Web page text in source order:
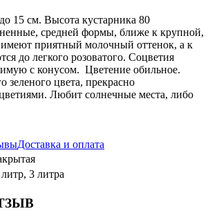
15 см. Высота кустарника 80
средней формы, ближе к крупной,
приятный молочный оттенок, а к
до легкого розоватого. Соцветия
с конусом. Цветение обильное.
зеленого цвета, прекрасно
Любит солнечные места, либо
Доставка и оплата
3 литра